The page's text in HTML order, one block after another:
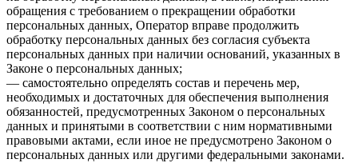
обращения с требованием о прекращении обработки
персональных данных, Оператор вправе продолжить
обработку персональных данных без согласия субъекта
персональных данных при наличии оснований, указанных в
Законе о персональных данных;
— самостоятельно определять состав и перечень мер,
необходимых и достаточных для обеспечения выполнения
обязанностей, предусмотренных Законом о персональных
данных и принятыми в соответствии с ним нормативными
правовыми актами, если иное не предусмотрено Законом о
персональных данных или другими федеральными законами.